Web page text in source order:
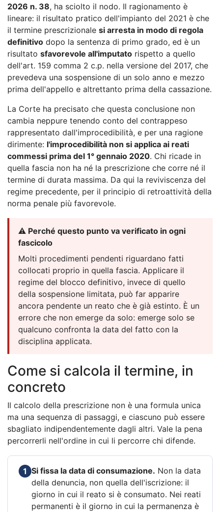
2026 n. 38, ha sciolto il nodo. Il ragionamento è
lineare: il risultato pratico dell'impianto del 2021 è che
il termine prescrizionale si arresta in modo di regola
definitivo dopo la sentenza di primo grado, ed è un
risultato sfavorevole all'imputato rispetto a quello
dell'art. 159 comma 2 c.p. nella versione del 2017, che
prevedeva una sospensione di un solo anno e mezzo
prima dell'appello e altrettanto prima della cassazione.
La Corte ha precisato che questa conclusione non
cambia neppure tenendo conto del contrappeso
rappresentato dall'improcedibilità, e per una ragione
dirimente: l'improcedibilità non si applica ai reati
commessi prima del 1° gennaio 2020. Chi ricade in
quella fascia non ha né la prescrizione che corre né il
termine di durata massima. Da qui la reviviscenza del
regime precedente, per il principio di retroattività della
norma penale più favorevole.
⚠️ Perché questo punto va verificato in ogni
fascicolo
Molti procedimenti pendenti riguardano fatti
collocati proprio in quella fascia. Applicare il
regime del blocco definitivo, invece di quello
della sospensione limitata, può far apparire
ancora pendente un reato che è già estinto. È un
errore che non emerge da solo: emerge solo se
qualcuno confronta la data del fatto con la
disciplina applicata.
Come si calcola il termine, in
concreto
Il calcolo della prescrizione non è una formula unica
ma una sequenza di passaggi, e ciascuno può essere
sbagliato indipendentemente dagli altri. Vale la pena
percorrerli nell'ordine in cui li percorre chi difende.
1 Si fissa la data di consumazione. Non la data
della denuncia, non quella dell'iscrizione: il
giorno in cui il reato si è consumato. Nei reati
permanenti è il giorno in cui la permanenza è